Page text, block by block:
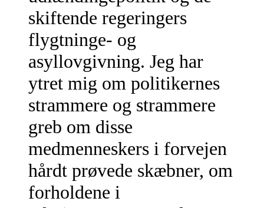
skiftende regeringers
flygtninge- og
asyllovgivning. Jeg har
ytret mig om politikernes
strammere og strammere
greb om disse
medmenneskers i forvejen
hårdt prøvede skæbner, om
forholdene i